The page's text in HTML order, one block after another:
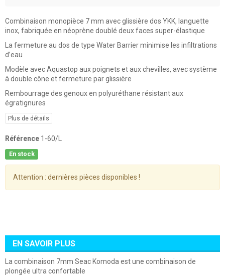
Combinaison monopièce 7 mm avec glissière dos YKK, languette
inox, fabriquée en néoprène doublé deux faces super-élastique
La fermeture au dos de type Water Barrier minimise les infiltrations
d’eau
Modèle avec Aquastop aux poignets et aux chevilles, avec système
à double cône et fermeture par glissière
Rembourrage des genoux en polyuréthane résistant aux
égratignures
Plus de détails
Référence 1-60/L
En stock
Attention : dernières pièces disponibles !
EN SAVOIR PLUS
La combinaison 7mm Seac Komoda est une combinaison de
plongée ultra confortable